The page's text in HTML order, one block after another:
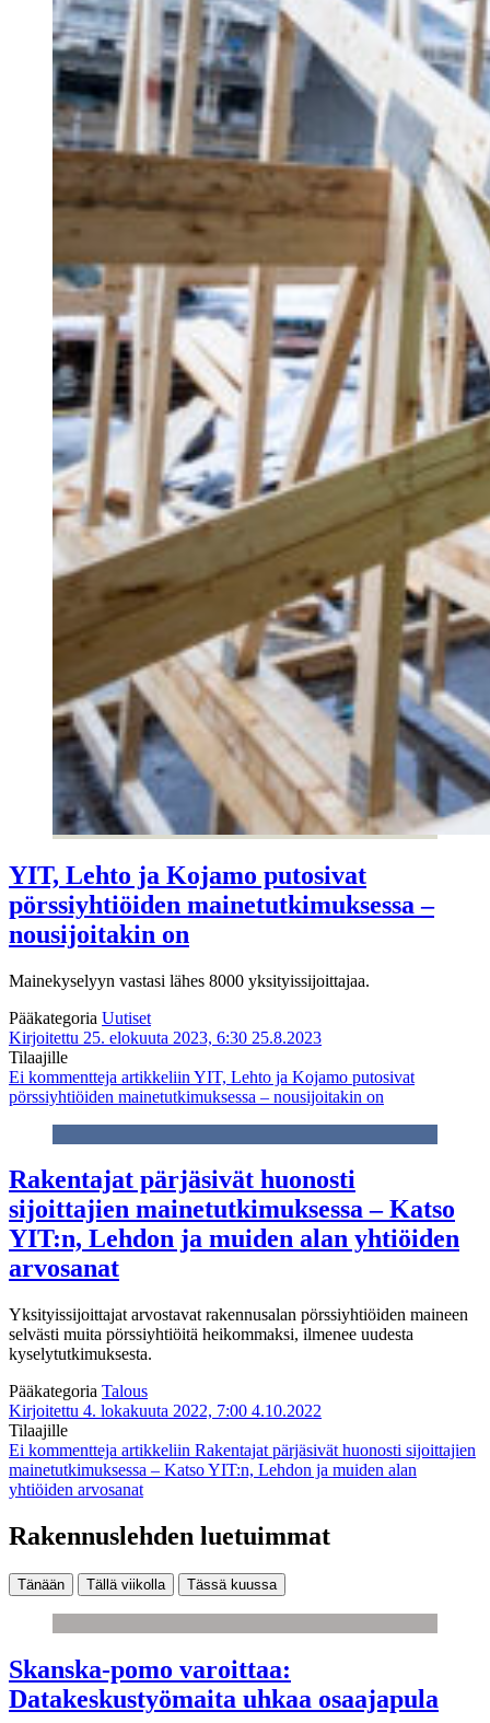
YIT, Lehto ja Kojamo putosivat
pörssiyhtiöiden mainetutkimuksessa –
nousijoitakin on
Mainekyselyyn vastasi lähes 8000 yksityissijoittajaa.
Pääkategoria Uutiset
Kirjoitettu 25. elokuuta 2023, 6:30 25.8.2023
Tilaajille
Ei kommentteja artikkeliin YIT, Lehto ja Kojamo putosivat
pörssiyhtiöiden mainetutkimuksessa – nousijoitakin on
Rakentajat pärjäsivät huonosti
sijoittajien mainetutkimuksessa – Katso
YIT:n, Lehdon ja muiden alan yhtiöiden
arvosanat
Yksityissijoittajat arvostavat rakennusalan pörssiyhtiöiden maineen
selvästi muita pörssiyhtiöitä heikommaksi, ilmenee uudesta
kyselytutkimuksesta.
Pääkategoria Talous
Kirjoitettu 4. lokakuuta 2022, 7:00 4.10.2022
Tilaajille
Ei kommentteja artikkeliin Rakentajat pärjäsivät huonosti sijoittajien
mainetutkimuksessa – Katso YIT:n, Lehdon ja muiden alan
yhtiöiden arvosanat
Rakennuslehden luetuimmat
Tänään Tällä viikolla Tässä kuussa
Skanska-pomo varoittaa:
Datakeskustyömaita uhkaa osaajapula